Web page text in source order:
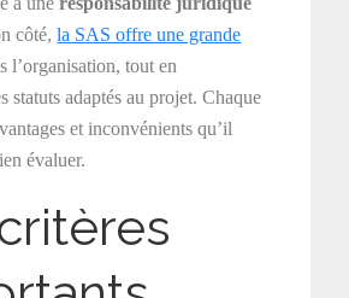
côté,la SAS offre une grande
l’organisation, tout en
statuts adaptés au projet. Chaque
et inconvénients qu’il
évaluer.